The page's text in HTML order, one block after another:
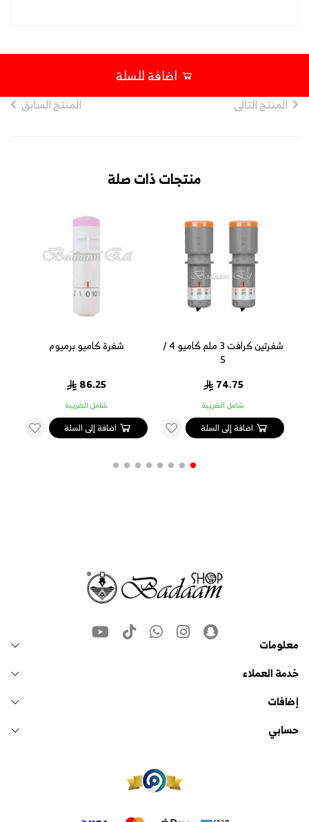
اضافة للسلة
المنتج التالى المنتج السابق
منتجات ذات صلة
شفرتين كرافت 3 ملم كاميو 4 /
5
74.75
شامل الضريبة
اضافة إلى السلة
شفرة كاميو برميوم
86.25
شامل الضريبة
اضافة إلى السلة
معلومات
خدمة العملاء
إضافات
حسابي